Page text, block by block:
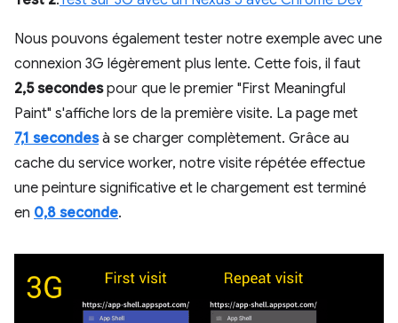
Nous pouvons également tester notre exemple avec une
connexion 3G légèrement plus lente. Cette fois, il faut
2,5 secondespour que le premier "First Meaningful
Paint" s'affiche lors de la première visite. La page met
7,1 secondesà se charger complètement. Grâce au
cache du service worker, notre visite répétée effectue
une peinture significative et le chargement est terminé
en 0,8 seconde.